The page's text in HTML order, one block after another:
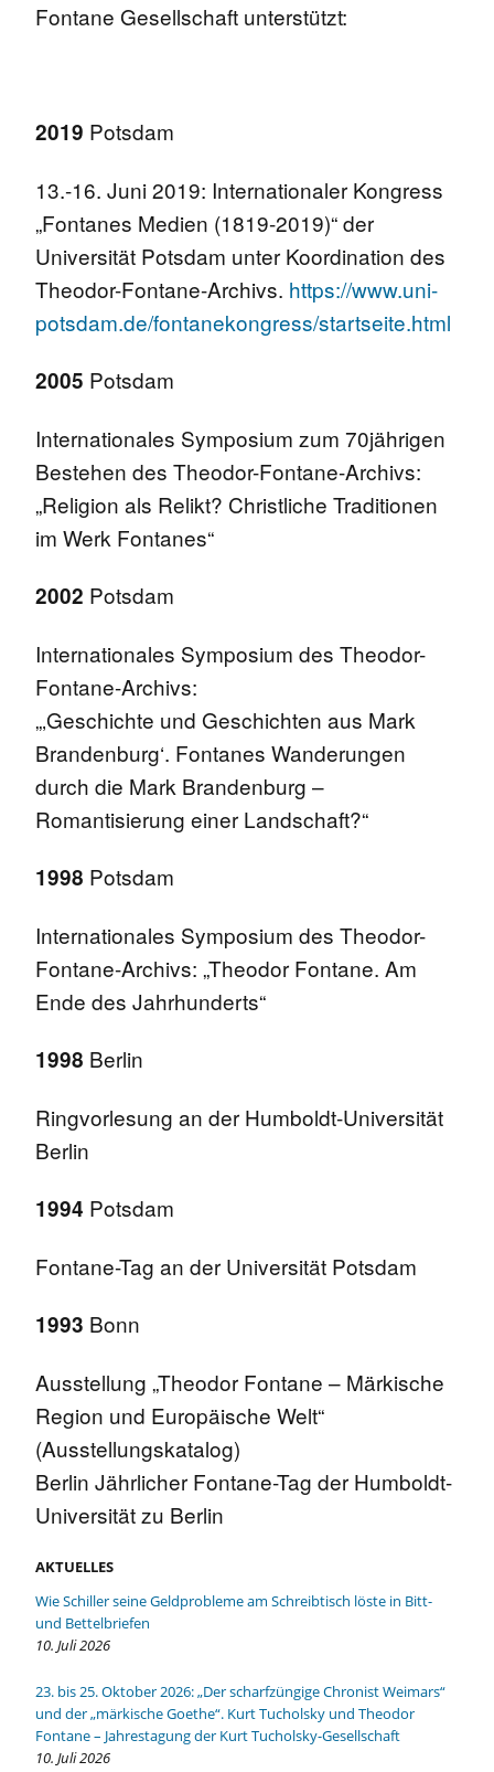
Fontane Gesellschaft unterstützt:
2019 Potsdam
13.-16. Juni 2019: Internationaler Kongress
„Fontanes Medien (1819-2019)“ der
Universität Potsdam unter Koordination des
Theodor-Fontane-Archivs. https://www.uni-
potsdam.de/fontanekongress/startseite.html
2005 Potsdam
Internationales Symposium zum 70jährigen
Bestehen des Theodor-Fontane-Archivs:
„Religion als Relikt? Christliche Traditionen
im Werk Fontanes“
2002 Potsdam
Internationales Symposium des Theodor-
Fontane-Archivs:
„‚Geschichte und Geschichten aus Mark
Brandenburg‘. Fontanes Wanderungen
durch die Mark Brandenburg –
Romantisierung einer Landschaft?“
1998 Potsdam
Internationales Symposium des Theodor-
Fontane-Archivs: „Theodor Fontane. Am
Ende des Jahrhunderts“
1998 Berlin
Ringvorlesung an der Humboldt-Universität
Berlin
1994 Potsdam
Fontane-Tag an der Universität Potsdam
1993 Bonn
Ausstellung „Theodor Fontane – Märkische
Region und Europäische Welt“
(Ausstellungskatalog)
Berlin Jährlicher Fontane-Tag der Humboldt-
Universität zu Berlin
AKTUELLES
Wie Schiller seine Geldprobleme am Schreibtisch löste in Bitt-
und Bettelbriefen
10. Juli 2026
23. bis 25. Oktober 2026: „Der scharfzüngige Chronist Weimars“
und der „märkische Goethe“. Kurt Tucholsky und Theodor
Fontane – Jahrestagung der Kurt Tucholsky-Gesellschaft
10. Juli 2026